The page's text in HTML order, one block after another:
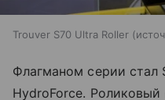
Trouver S70 Ultra Roller
Флагманом серии стал
HydroForce.